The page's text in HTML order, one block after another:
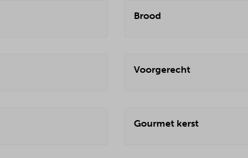
Brood
Voorgerecht
Gourmet kerst